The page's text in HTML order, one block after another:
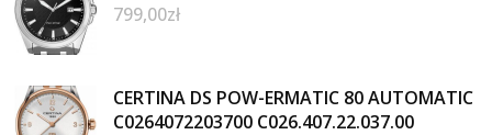
799,00zł
CERTINA DS POW-ERMATIC 80 AUTOMATIC
C0264072203700 C026.407.22.037.00